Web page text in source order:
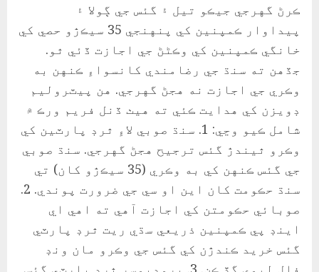
ڪرڻ گهرجي جيڪو تيل ۽ گئس جي ڳولا ۽
پيداوار ڪمپنين کي پنهنجي 35 سيڪڙو حصي کي
خانگي ڪمپنين کي وڪڻڻ جي اجازت ڏئي ٿو.
جڏهن ته سنڌ جي رضامندي کانسواءِ ڪنهن به
وڪري جي اجازت نه هجڻ گهرجي. هن پيٽروليم
ڊويزن کي هدايت ڪئي ته هيٺ ڏنل فريم ورڪ ۾
شامل ڪيو وڃي: 1. سنڌ صوبي لاءِ ٿرڊ پارٽين کي
وڪرو ٿيندڙ گئس ترجيح هجڻ گهرجي. سنڌ صوبي
جي گئس ڪنهن کي به وڪري (35 سيڪڙو کان) تي
سنڌ حڪومت کان اين او سي جي ضرورت پوندي. 2.
صوبائي حڪومتن کي اجازت آهي ته اهي اي
اينڊ پي ڪمپنين ذريعي سڌي ريت ٿرڊ پارٽي
گئس خريد ڪندڙن کي گئس جي وڪرو مان ونڊ